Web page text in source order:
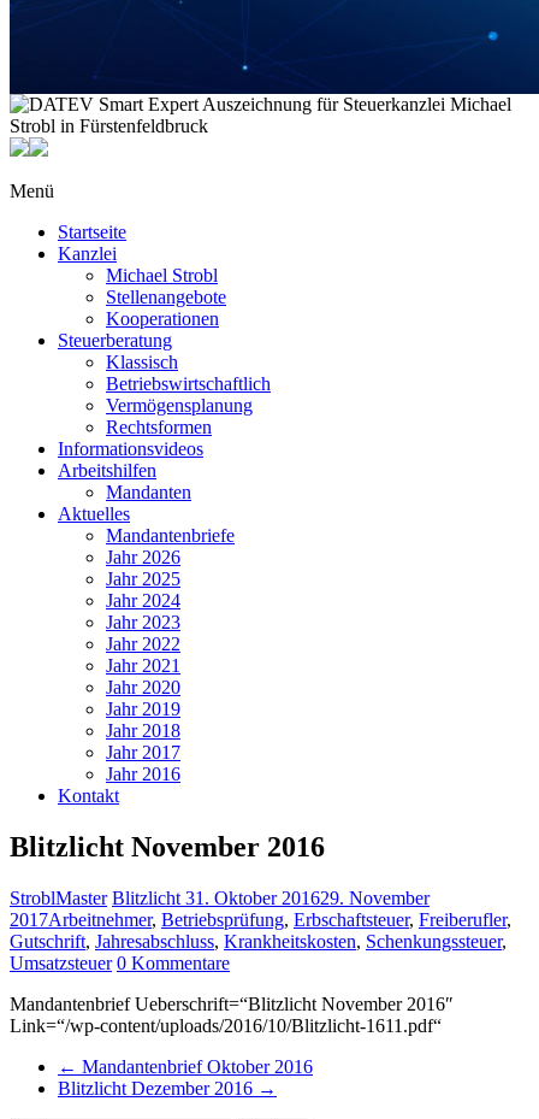
Menü
Startseite
Kanzlei
Michael Strobl
Stellenangebote
Kooperationen
Steuerberatung
Klassisch
Betriebswirtschaftlich
Vermögensplanung
Rechtsformen
Informationsvideos
Arbeitshilfen
Mandanten
Aktuelles
Mandantenbriefe
Jahr 2026
Jahr 2025
Jahr 2024
Jahr 2023
Jahr 2022
Jahr 2021
Jahr 2020
Jahr 2019
Jahr 2018
Jahr 2017
Jahr 2016
Kontakt
Blitzlicht November 2016
StroblMaster Blitzlicht 31. Oktober 201629. November
2017Arbeitnehmer, Betriebsprüfung, Erbschaftsteuer, Freiberufler,
Gutschrift, Jahresabschluss, Krankheitskosten, Schenkungssteuer,
Umsatzsteuer 0 Kommentare
Mandantenbrief Ueberschrift=“Blitzlicht November 2016″
Link=“/wp-content/uploads/2016/10/Blitzlicht-1611.pdf“
← Mandantenbrief Oktober 2016
Blitzlicht Dezember 2016 →